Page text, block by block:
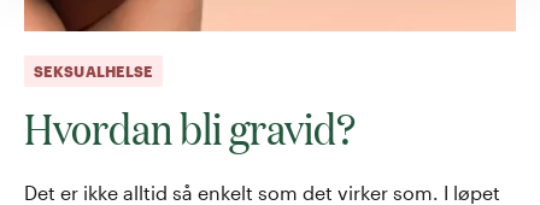
SEKSUALHELSE
Hvordan bli gravid?
Det er ikke alltid så enkelt som det virker som. I løpet